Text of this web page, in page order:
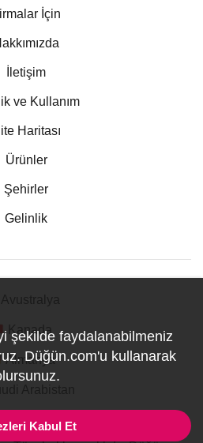
İçin
İletişim
ve Kullanım
Haritası
Ürünler
Şehirler
Gelinlik
Kanada
Almanya
şekilde faydalanabilmeniz
Düğün.com'u kullanarak
Kabul Et